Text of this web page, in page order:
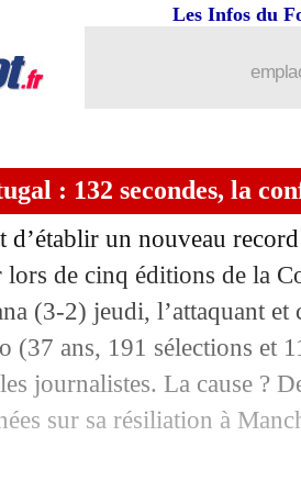
Les Infos du
: 132 secondes, la
d’établir un nouveau
de cinq éditions de la
(3-2) jeudi, l’attaquant et
(37 ans, 191 sélections et
journalistes. La cause ?
sur sa résiliation à
est forfait pour la
Bas-Equateur, les compos
et la gestion du duo
aussi se méfie du
Européen
célébration à la CR7,